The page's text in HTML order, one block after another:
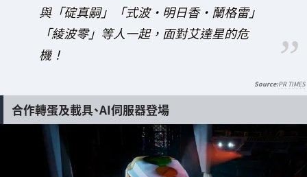
與「碇真嗣」「式波·明日香·蘭格雷」
「綾波零」等人一起，面對艾達星的危
機！
PR TIMES
合作轉蛋及載具、AI伺服器登場